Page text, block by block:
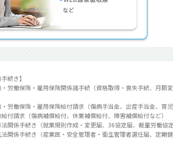
続き】
労働保険・雇用保険関係諸手続（資格取得・喪失手続、月額
労働保険・雇用保険給付請求（傷病手当金、出産手当金、育児
付請求（傷病補償給付、休業補償給付、障害補償給付など）
関係手続き（就業規則作成・変更届、36協定届、裁量労働協
関係手続き（産業医・安全管理者・衛生管理者選任届、定期